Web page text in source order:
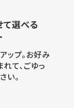
選べる
ップ。お好み
て、ごゆっ
い。